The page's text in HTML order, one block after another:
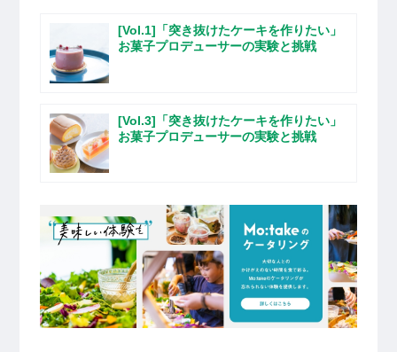
[Vol.1]「突き抜けたケーキを作りたい」
お菓子プロデューサーの実験と挑戦
[Vol.3]「突き抜けたケーキを作りたい」
お菓子プロデューサーの実験と挑戦